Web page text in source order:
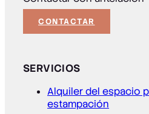
CONTACTAR
SERVICIOS
Alquiler del espacio
estampación